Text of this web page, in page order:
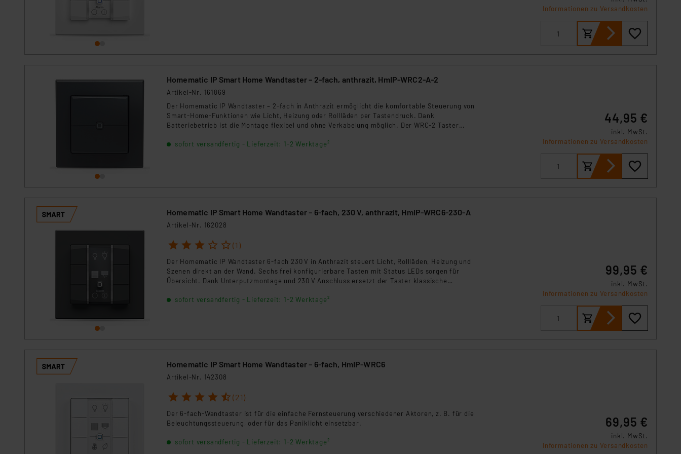
Impressum Datenschutzerklärung
Informationen zu Versandkosten
Homematic IP Smart Home Wandtaster – 2-fach, anthrazit, HmIP-WRC2-A-2
Artikel-Nr. 161869
Der Homematic IP Wandtaster – 2-fach in Anthrazit ermöglicht die komfortable Steuerung von
Smart-Home-Funktionen wie Licht, Heizung oder Rollläden per Tastendruck. Dank
Batteriebetrieb ist die Montage flexibel und ohne Verkabelung möglich. Der WRC-2 Taster
Homematic IP System.
sofort versandfertig - Lieferzeit: 1-2 Werktage²
44,95 €
inkl. MwSt.
Informationen zu Versandkosten
Homematic IP Smart Home Wandtaster – 6-fach, 230 V, anthrazit, HmIP-WRC6-230-A
Artikel-Nr. 162028
1 2 3 4 5 (1)
Der Homematic IP Wandtaster 6‑fach 230 V in Anthrazit steuert Licht, Rollläden, Heizung und
Szenen direkt an der Wand. Sechs frei konfigurierbare Tasten mit Status LEDs sorgen für
Übersicht. Dank Unterputzmontage und 230 V Anschluss ersetzt der Taster klassische
Modernisierung.
sofort versandfertig - Lieferzeit: 1-2 Werktage²
99,95 €
inkl. MwSt.
Informationen zu Versandkosten
Homematic IP Smart Home Wandtaster – 6-fach, HmIP-WRC6
Artikel-Nr. 142308
1 2 3 4 5 (21)
Der 6-fach-Wandtaster ist für die einfache Fernsteuerung verschiedener Aktoren, z. B. für die
Beleuchtungssteuerung, oder für das Paniklicht einsetzbar.
sofort versandfertig - Lieferzeit: 1-2 Werktage²
69,95 €
inkl. MwSt.
Informationen zu Versandkosten